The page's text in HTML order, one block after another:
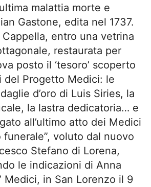
malattia morte e
Gastone, edita nel 1737.
entro una vetrina
restaurata per
posto il ‘tesoro’ scoperto
del Progetto Medici: le
d’oro di Luis Siries, la
la lastra dedicatoria… e
all’ultimo atto dei Medici
funerale”, voluto dal nuovo
Stefano di Lorena,
le indicazioni di Anna
Medici, in San Lorenzo il 9